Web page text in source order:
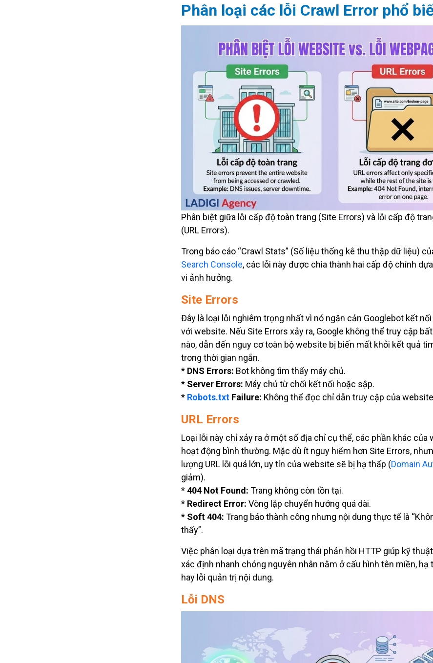
Phân loại các lỗi Crawl Error phổ
Phân biệt giữa lỗi cấp độ toàn trang (Site Errors) và lỗi cấp độ
(URL Errors).
Trong báo cáo “Crawl Stats” (Số liệu thống kê thu thập dữ liệu)
Search Console, các lỗi này được chia thành hai cấp độ chính
vi ảnh hưởng.
Site Errors
Đây là loại lỗi nghiêm trọng nhất vì nó ngăn cản Googlebot kết
với website. Nếu Site Errors xảy ra, Google không thể truy cập
nào, dẫn đến nguy cơ toàn bộ website bị biến mất khỏi kết quả
trong thời gian ngắn.
* DNS Errors: Bot không tìm thấy máy chủ.
* Server Errors: Máy chủ từ chối kết nối hoặc sập.
* Robots.txtFailure: Không thể đọc chỉ dẫn truy cập của
URL Errors
Loại lỗi này chỉ xảy ra ở một số địa chỉ cụ thể, các phần khác của
hoạt động bình thường. Mặc dù ít nguy hiểm hơn Site Errors,
lượng URL lỗi quá lớn, uy tín của website sẽ bị hạ thấp (Domain
giảm).
*404 Not Found: Trang không còn tồn tại.
* Redirect Error: Vòng lặp chuyển hướng quá dài.
* Soft 404: Trang báo thành công nhưng nội dung thực tế là
thấy”.
Việc phân loại dựa trên mã trạng thái phản hồi HTTP giúp kỹ thuật
xác định nhanh chóng nguyên nhân nằm ở cấu hình tên miền, hạ
hay lỗi quản trị nội dung.
Lỗi DNS